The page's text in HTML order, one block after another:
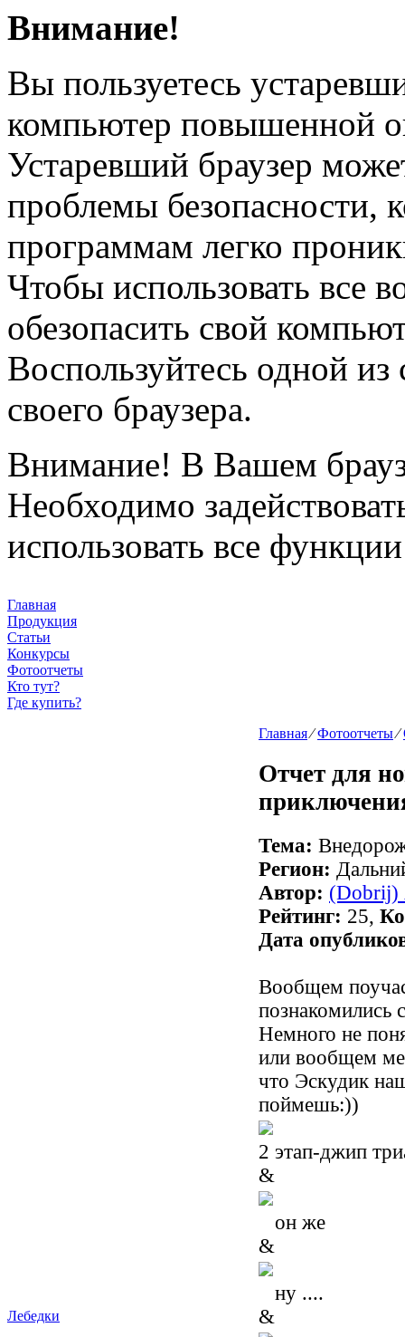
Внимание!
Вы пользуетесь
компьютер повышенной
Устаревший браузер
проблемы безопасности,
программам легко
Чтобы использовать все
обезопасить свой
Воспользуйтесь одной
своего браузера.
Внимание! В Вашем
Необходимо
использовать все
Главная
Продукция
Статьи
Конкурсы
Фотоотчеты
Кто тут?
Где купить?
Лебедки
Главная⁄Фотоотчеты⁄
Отчет для
Тема:
Регион:
Автор: (Dobrij)
Рейтинг: 25,
Дата
Вообщем
познакомились
Немного не
или вообщем
что Эскудик
поймешь:))
2 этап-джип
&
он же
&
ну ....
&